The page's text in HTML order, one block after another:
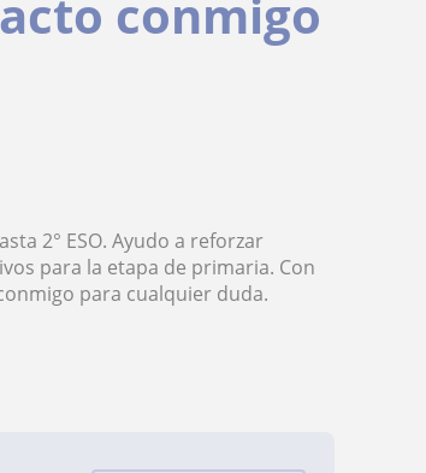
conmigo
2° ESO. Ayudo a reforzar
para la etapa de primaria. Con
para cualquier duda.